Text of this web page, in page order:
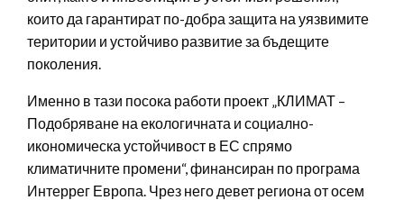
които да гарантират по-добра защита на уязвимите
територии и устойчиво развитие за бъдещите
поколения.
Именно в тази посока работи проект „КЛИМАТ –
Подобряване на екологичната и социално-
икономическа устойчивост в ЕС спрямо
климатичните промени“, финансиран по програма
Интеррег Европа. Чрез него девет региона от осем